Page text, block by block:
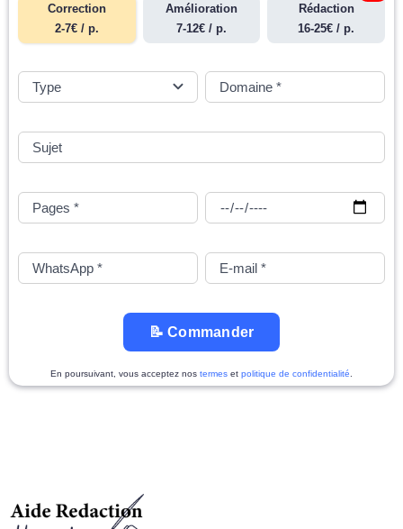
Correction
2-7€ / p.
Amélioration
7-12€ / p.
Rédaction
16-25€ / p.
📝 Commander
En poursuivant, vous acceptez nos termes et politique de confidentialité